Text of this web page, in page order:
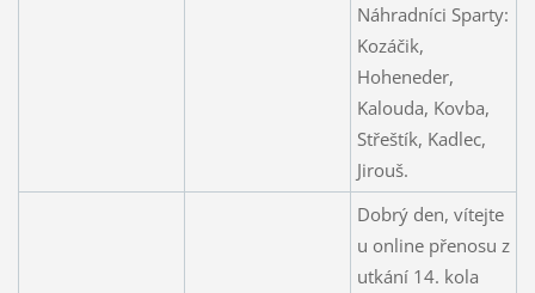
Náhradníci Sparty:
Kozáčik,
Hoheneder,
Kalouda, Kovba,
Střeštík, Kadlec,
Jirouš.
Dobrý den, vítejte
u online přenosu z
utkání 14. kola